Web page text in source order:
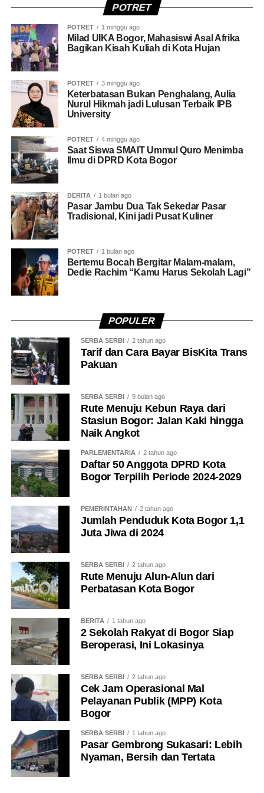
ikut serta tumpah ruah ke jalan. Jadi ini berbeda dengan
tahun-tahun sebelumnya, rangkaiannya lebih panjang,”
ungkapnya.
Baca juga:
Ibadah di Kota Bogor
Sekretaris Daerah Provinsi Jawa Barat, Herman
Suryatman, yang hadir mewakili Gubernur Jawa Barat,
menyampaikan apresiasi kepada Pemerintah Kota Bogor
(Pemkot) dan panitia penyelenggara FMP ke-11.
“Atas nama Gubernur Jawa Barat, kami mengucapkan
apresiasi dan penghargaan yang setinggi-tingginya
kepada Pemerintah Kota Bogor dan panitia yang telah
melaksanakan kegiatan keren bernama Festival Merah
Putih yang ke-11,” ujarnya.
Menurutnya, FMP bukan hanya kegiatan simbolik, tetapi
menjadi bentuk nyata dalam menghidupkan kembali
semangat perjuangan para pendahulu bangsa.
bagaimana kita mengkirabkan spirit perjuangan yang
sudah dilakukan para pendahulu kita dulu hingga bangsa
ini merdeka,” katanya.
Ia menambahkan, jika dahulu para pahlawan berjuang
merebut kemerdekaan dengan mempertaruhkan jiwa dan
raga, maka saat ini generasi penerus memiliki tugas
untuk mengisi kemerdekaan dengan semangat yang
sama.
“Kalau dulu pahlawan merebut kemerdekaan, maka
sekarang tugas kita adalah mengisi kemerdekaan. Tetapi
spiritnya harus sama, representasinya merah putih, spirit
perjuangan, pantang menyerah untuk bertaruh. Hidup
yang tidak dipertaruhkan tidak akan dimenangkan,”
ungkapnya.
Ia menegaskan, tantangan pembangunan saat ini adalah
bagaimana seluruh pihak bersama-sama meningkatkan
kesejahteraan masyarakat, di antaranya melalui upaya
menurunkan angka kemiskinan, mengurangi
pengangguran, serta meningkatkan kualitas kesehatan
“Ini menjadi konsen Gubernur Jawa Barat untuk
meningkatkan kesejahteraan masyarakat menuju Jawa
Barat istimewa,” pungkasnya.
(hrs)
POTRET
POTRET 1 minggu ago
Milad UIKA Bogor, Mahasiswi Asal Afrika
Bagikan Kisah Kuliah di Kota Hujan
POTRET 3 minggu ago
Keterbatasan Bukan Penghalang, Aulia
Nurul Hikmah jadi Lulusan Terbaik IPB
University
POTRET 4 minggu ago
Saat Siswa SMAIT Ummul Quro Menimba
Ilmu di DPRD Kota Bogor
BERITA 1 bulan ago
Pasar Jambu Dua Tak Sekedar Pasar
Tradisional, Kini jadi Pusat Kuliner
POTRET 1 bulan ago
Bertemu Bocah Bergitar Malam-malam,
Dedie Rachim “Kamu Harus Sekolah Lagi”
POPULER
SERBA SERBI 2 tahun ago
Tarif dan Cara Bayar BisKita Trans
Pakuan
SERBA SERBI 9 bulan ago
Rute Menuju Kebun Raya dari
Stasiun Bogor: Jalan Kaki hingga
Naik Angkot
PARLEMENTARIA 2 tahun ago
Daftar 50 Anggota DPRD Kota
Bogor Terpilih Periode 2024-2029
PEMERINTAHAN 2 tahun ago
Jumlah Penduduk Kota Bogor 1,1
Juta Jiwa di 2024
SERBA SERBI 2 tahun ago
Rute Menuju Alun-Alun dari
Perbatasan Kota Bogor
BERITA 1 tahun ago
2 Sekolah Rakyat di Bogor Siap
Beroperasi, Ini Lokasinya
SERBA SERBI 2 tahun ago
Cek Jam Operasional Mal
Pelayanan Publik (MPP) Kota
Bogor
SERBA SERBI 1 tahun ago
Pasar Gembrong Sukasari: Lebih
Nyaman, Bersih dan Tertata